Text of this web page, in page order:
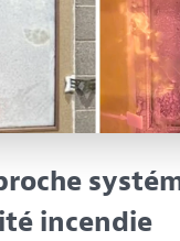
incendie